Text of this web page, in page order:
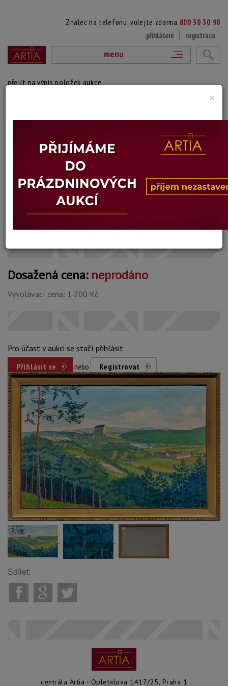
Znalec na telefonu, volejte zdarma 800 30 30 90
přihlášení
registrace
menu
přejít na výpis položek aukce
POHLED DO KRAJINY
(1902 Rožmitál pod Třemšínem (Příbram) - ?)
Signováno a datováno vpravo dole, karton vypouklý, rámováno.
Technika: olej na kartonu, datace: 1930
Šířka: 75 cm, výška: 50 cm, rámování: 58 x 83 cm
Dosažená cena: neprodáno
Vyvolávací cena: 1 200 Kč
Pro účast v aukci se stačí přihlásit
Přihlásit se
nebo Registrovat
Sdílet:
centrála Artia - Opletalova 1417/25, Praha 1
×